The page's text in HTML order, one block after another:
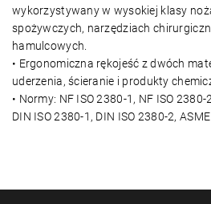
wykorzystywany w wysokiej klasy
spożywczych, narzędziach
hamulcowych.
• Ergonomiczna rękojeść z dwóch
uderzenia, ścieranie i produkty
• Normy: NF ISO 2380-1, NF ISO
DIN ISO 2380-1, DIN ISO 2380-2,